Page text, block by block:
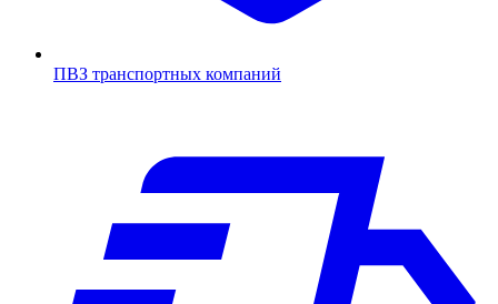
ПВЗ транспортных компаний